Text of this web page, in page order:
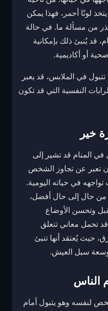
لونًا أحمر، فهذا يمكن
من مسألة ما. في حالة
قد يُنبئ ذلك بإمكانية
أو أكاديمية.
تتبول في الملابس، قد يعبر
النفسية التي قد تكون
خير
المنام قد تشير إلى
أن تعبر عن تجاوز الشخص
في حياته اليومية.
من حال إلى حال أفضل،
وتحسن الأوضاع
قد تحمل معاني تتعلق
حيث يُعتقد أنها تنبئ
سبل العيش.
الناس
لنفسه وهو يتبول أمام